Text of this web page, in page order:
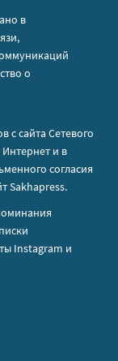
в
о
с сайта Сетевого
Интернет и в
согласия
Sakhapress.
Instagram и